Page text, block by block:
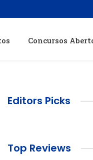
Concursos
Editors Picks
Top Reviews